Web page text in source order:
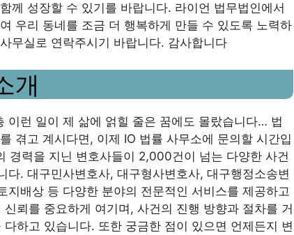
께 성장할 수 있기를 바랍니다. 라이언 법무법인에서
우리 동네를 조금 더 행복하게 만들 수 있도록 노력하
무실로 연락주시기 바랍니다. 감사합니다
개
런 일이 제 삶에 얽힐 줄은 꿈에도 몰랐습니다… 법
겪고 계시다면, 이제 IO 법률 사무소에 문의할 시간입
경력을 지닌 변호사들이 2,000건이 넘는 다양한 사건
다. 대구민사변호사, 대구형사변호사, 대구행정소송변
지배상 등 다양한 분야의 전문적인 서비스를 제공하고
뢰를 중요하게 여기며, 사건의 진행 방향과 절차를 거
하고 있습니다. 또한 궁금한 점이 있으면 언제든지 변